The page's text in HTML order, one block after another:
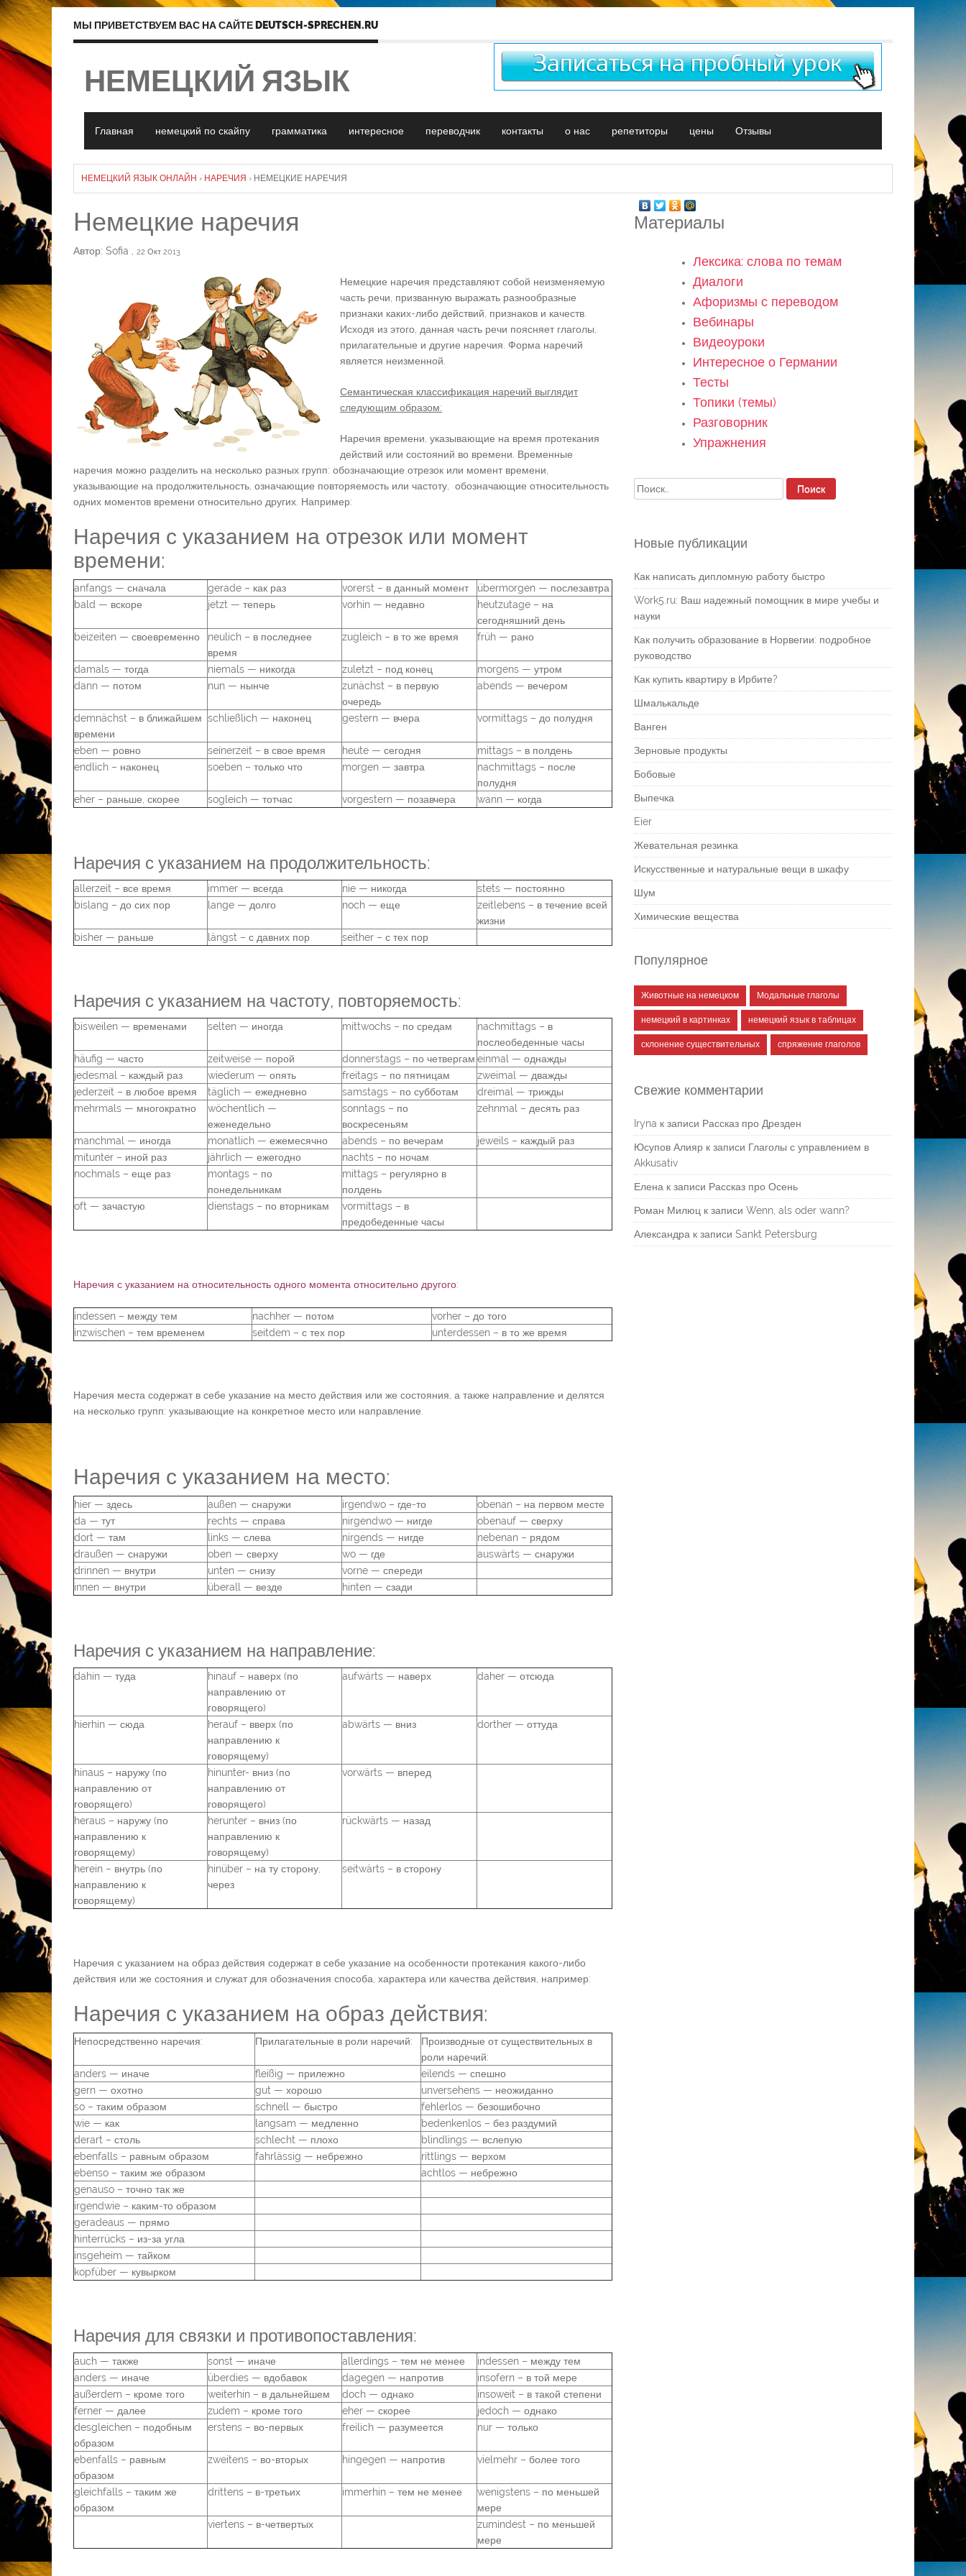
МЫ ПРИВЕТСТВУЕМ ВАС НА САЙТЕ DEUTSCH-SPRECHEN.RU
НЕМЕЦКИЙ ЯЗЫК
Главная немецкий по скайпу грамматика интересное переводчик контакты о нас репетиторы цены Отзывы
НЕМЕЦКИЙ ЯЗЫК ОНЛАЙН › НАРЕЧИЯ › НЕМЕЦКИЕ НАРЕЧИЯ
Немецкие наречия
Автор: Sofia 22 Окт 2013
Немецкие наречия представляют собой неизменяемую
часть речи, призванную выражать разнообразные
признаки каких-либо действий, признаков и качеств.
Исходя из этого, данная часть речи поясняет глаголы,
прилагательные и другие наречия. Форма наречий
является неизменной.
Семантическая классификация наречий выглядит
следующим образом:
Наречия времени, указывающие на время протекания
действий или состояний во времени. Временные
наречия можно разделить на несколько разных групп: обозначающие отрезок или момент времени,
указывающие на продолжительность, означающие повторяемость или частоту, обозначающие относительность
одних моментов времени относительно других. Например:
Наречия с указанием на отрезок или момент
времени:
anfangs — сначала gerade – как раз vorerst – в данный момент
übermorgen — послезавтра
bald — вскоре
jetzt — теперь vorhin — недавно
heutzutage – на
сегодняшний день
beizeiten — своевременно
neulich – в последнее
время
zugleich – в то же время früh — рано
damals — тогда niemals — никогда zuletzt – под конец
morgens — утром
dann — потом
nun — нынче
zunächst – в первую
очередь
abends — вечером
demnächst – в ближайшем
времени
schließlich — наконец gestern — вчера vormittags – до полудня
eben — ровно seinerzeit – в свое время heute — сегодня
mittags – в полдень
endlich – наконец
soeben – только что morgen — завтра
nachmittags – после
полудня
eher – раньше, скорее
sogleich — тотчас vorgestern — позавчера wann — когда
Наречия с указанием на продолжительность:
allerzeit – все время immer — всегда nie — никогда
stets — постоянно
bislang – до сих пор
lange — долго noch — еще
zeitlebens – в течение всей
жизни
bisher — раньше
längst – с давних пор seither – с тех пор
Наречия с указанием на частоту, повторяемость:
bisweilen — временами selten — иногда mittwochs – по средам
nachmittags – в
послеобеденные часы
häufig — часто
zeitweise — порой donnerstags – по четвергам einmal — однажды
jedesmal – каждый раз
wiederum — опять freitags – по пятницам
zweimal — дважды
jederzeit – в любое время
täglich — ежедневно samstags – по субботам
dreimal — трижды
mehrmals — многократно
wöchentlich —
еженедельно
sonntags – по
воскресеньям
zehnmal – десять раз
manchmal — иногда monatlich — ежемесячно abends – по вечерам
jeweils – каждый раз
mitunter – иной раз
jährlich — ежегодно
nachts – по ночам
nochmals – еще раз
montags – по
понедельникам
mittags – регулярно в
полдень
oft — зачастую
dienstags – по вторникам
vormittags – в
предобеденные часы
Наречия с указанием на относительность одного момента относительно другого:
indessen – между тем nachher — потом
vorher – до того
inzwischen – тем временем
seitdem – с тех пор unterdessen – в то же время
Наречия места содержат в себе указание на место действия или же состояния, а также направление и делятся
на несколько групп: указывающие на конкретное место или направление.
Наречия с указанием на место:
hier — здесь außen — снаружи irgendwo – где-то
obenan – на первом месте
da — тут
rechts — справа nirgendwo — нигде
obenauf — сверху
dort — там
links — слева nirgends — нигде
nebenan – рядом
draußen — снаружи
oben — сверху wo — где
auswärts — снаружи
drinnen — внутри
unten — снизу
vorne — спереди
innen — внутри
überall — везде hinten — сзади
Наречия с указанием на направление:
dahin — туда
hinauf – наверх (по
направлению от
говорящего)
aufwärts — наверх daher — отсюда
hierhin — сюда
herauf – вверх (по
направлению к
говорящему)
abwärts — вниз dorther — оттуда
hinaus – наружу (по
направлению от
говорящего)
hinunter- вниз (по
направлению от
говорящего)
vorwärts — вперед
heraus – наружу (по
направлению к
говорящему)
herunter – вниз (по
направлению к
говорящему)
rückwärts — назад
herein – внутрь (по
направлению к
говорящему)
hinüber – на ту сторону,
через
seitwärts – в сторону
Наречия с указанием на образ действия содержат в себе указание на особенности протекания какого-либо
действия или же состояния и служат для обозначения способа, характера или качества действия, например:
Наречия с указанием на образ действия:
Непосредственно наречия: Прилагательные в роли наречий:
Производные от существительных в
роли наречий:
anders — иначе
fleißig — прилежно
eilends — спешно
gern — охотно
gut — хорошо
unversehens — неожиданно
so – таким образом
schnell — быстро
fehlerlos — безошибочно
wie — как
langsam — медленно
bedenkenlos – без раздумий
derart – столь
schlecht — плохо
blindlings — вслепую
ebenfalls – равным образом
fahrlässig — небрежно
rittlings — верхом
ebenso – таким же образом
achtlos — небрежно
genauso – точно так же
irgendwie – каким-то образом
geradeaus — прямо
hinterrücks – из-за угла
insgeheim — тайком
kopfüber — кувырком
Наречия для связки и противопоставления:
auch — также sonst — иначе allerdings – тем не менее
indessen – между тем
anders — иначе
überdies — вдобавок dagegen — напротив
insofern – в той мере
außerdem – кроме того
weiterhin – в дальнейшем doch — однако
insoweit – в такой степени
ferner — далее
zudem – кроме того eher — скорее
jedoch — однако
desgleichen – подобным
образом
erstens – во-первых freilich — разумеется nur — только
ebenfalls – равным
образом
zweitens – во-вторых hingegen — напротив vielmehr – более того
gleichfalls – таким же
образом
drittens – в-третьих immerhin – тем не менее
wenigstens – по меньшей
мере
viertens – в-четвертых
zumindest – по меньшей
мере
Материалы
Лексика: слова по темам
Диалоги
Афоризмы с переводом
Вебинары
Видеоуроки
Интересное о Германии
Тесты
Топики (темы)
Разговорник
Упражнения
Найти:
Новые публикации
Как написать дипломную работу быстро
Work5.ru: Ваш надежный помощник в мире учебы и
науки
Как получить образование в Норвегии: подробное
руководство
Как купить квартиру в Ирбите?
Шмалькальде
Ванген
Зерновые продукты
Бобовые
Выпечка
Eier
Жевательная резинка
Искусственные и натуральные вещи в шкафу
Шум
Химические вещества
Популярное
Животные на немецком Модальные глаголы
немецкий в картинках немецкий язык в таблицах
склонение существительных спряжение глаголов
Свежие комментарии
Iryna к записи Рассказ про Дрезден
Юсупов Алияр к записи Глаголы с управлением в
Akkusativ
Елена к записи Рассказ про Осень
Роман Милюц к записи Wenn, als oder wann?
Александра к записи Sankt Petersburg